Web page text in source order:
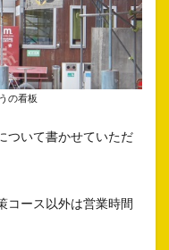
の看板
ついて書かせていただ
コース以外は営業時間